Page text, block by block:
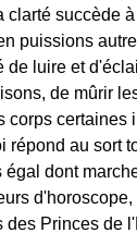
clarté succède
puissions
de luire et
de mûrir
corps certaines
répond au sort
égal dont
d'horoscope,
des Princes de